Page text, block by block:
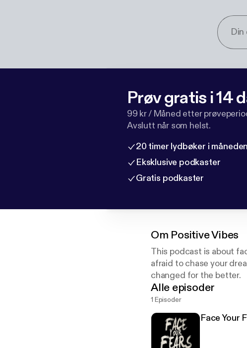
Prøv gratis i 14
99 kr / Måned etter
Avslutt når som helst.
20 timer lydbøker i måneden
Eksklusive podkaster
Gratis podkaster
Om Positive Vibes
This podcast is about
afraid to chase your
changed for the better.
Alle episoder
1 Episoder
Face Your